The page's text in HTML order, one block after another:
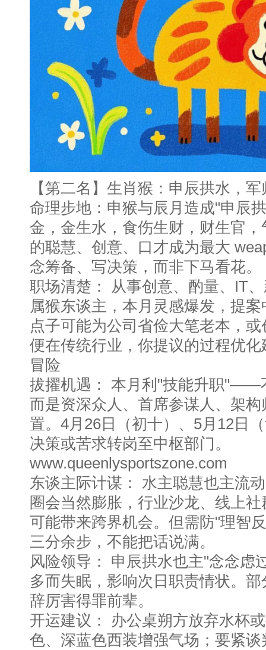
【第二名】生肖猴：申辰拱水，
命理步地：申猴与辰月造成"申辰
金，金生水，食伤生财，财生官
的聪慧、创意、口才成为最大
念筹备、写决策，而非下马看花。
职场清楚： 从事创意、酌量、IT
属猴东谈主，本月灵感爆发，提
点子可能为公司省俭大笔老本，
便在传统行业，你提议的过程优
冒险
拔擢机遇： 本月利"技能升职"——
而是资深众人、首席参谋人、架
置。4月26日（初十）、5月12日
决策或苦求转岗至中枢部门。
www.queenlysportszone.com
东谈主际计谋： 水主聪慧也主流
圈会当然膨胀，行业沙龙、线上
可能带来跨界机会。但需防"理智
三分余步，不能把话说满。
风险领导： 申辰拱水也主"念念虑
多而失眠，影响次日职责情状。
辞厉害得罪前辈。
开运建议： 办公桌朔方放弃水杯
色、深蓝色西装增强气场；要紧